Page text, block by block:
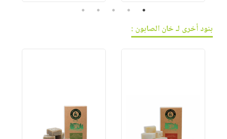
1
2
3
4
5
بنود أخرى لـ خان الصابون :